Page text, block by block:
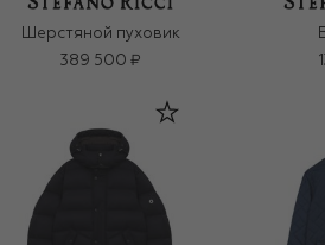
Шерстяной пуховик
389 500 ₽